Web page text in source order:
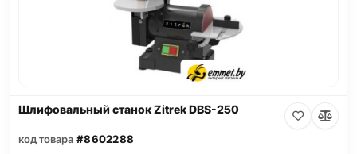
Шлифовальный станок Zitrek DBS-250
код товара #8602288